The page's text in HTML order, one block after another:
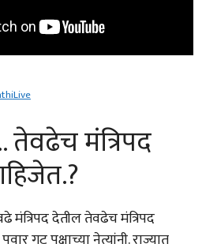
तेवढेच मंत्रिपद
मंत्रिपद देतील तेवढेच मंत्रिपद